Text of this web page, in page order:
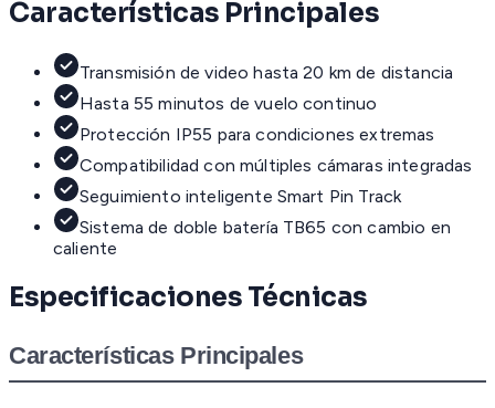
Características Principales
Transmisión de video hasta 20 km de distancia
Hasta 55 minutos de vuelo continuo
Protección IP55 para condiciones extremas
Compatibilidad con múltiples cámaras integradas
Seguimiento inteligente Smart Pin Track
Sistema de doble batería TB65 con cambio en
caliente
Especificaciones Técnicas
Características Principales